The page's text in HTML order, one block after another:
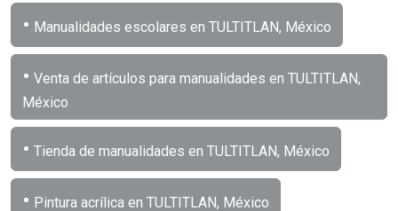
• Manualidades escolares en TULTITLAN, México
• Venta de artículos para manualidades en TULTITLAN,
México
• Tienda de manualidades en TULTITLAN, México
• Pintura acrílica en TULTITLAN, México